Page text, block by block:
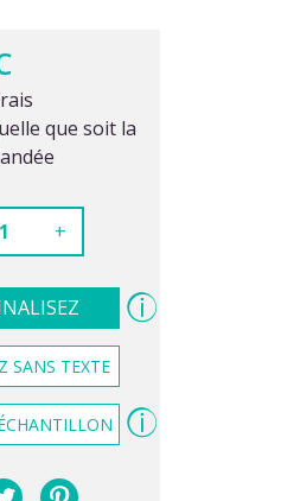
que soit la
+
SANS TEXTE